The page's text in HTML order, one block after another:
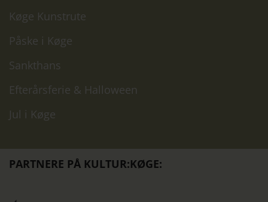
Køge Kunstrute
Påske i Køge
Sankthans
Efterårsferie & Halloween
Jul i Køge
PARTNERE PÅ KULTUR:KØGE: